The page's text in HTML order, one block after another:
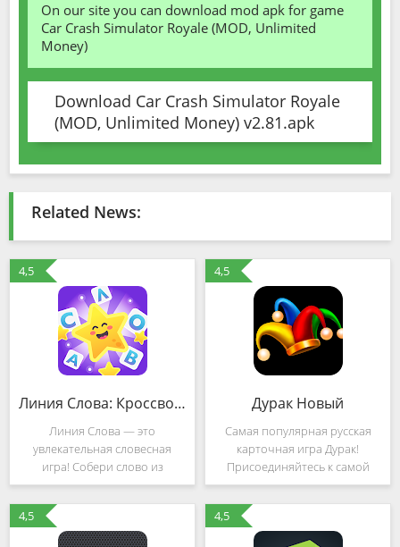
On our site you can download mod apk for game
Car Crash Simulator Royale (MOD, Unlimited
Money)
Download Car Crash Simulator Royale
(MOD, Unlimited Money) v2.81.apk
Related News:
4,5
Линия Слова: Кроссворды. Составляй слова из букв (Mod)
Линия Слова — это
увлекательная словесная
игра! Собери слово из
нескольких букв. Найди слова
и разгадай кроссворд. Реши
легкие кроссворды и
переходи к более сложным!
4,5
Дурак Новый
Самая популярная русская
карточная игра Дурак!
Присоединяйтесь к самой
популярной в мире игре
Дурак, мы предлагаем ещё
больше столов, самый
популярный геймплей и ещё
4,5 4,5